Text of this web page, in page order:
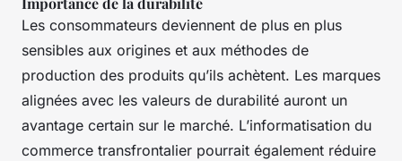
Les consommateurs deviennent de plus en plus
sensibles aux origines et aux méthodes de
production des produits qu’ils achètent. Les marques
alignées avec les valeurs de durabilité auront un
avantage certain sur le marché. L’informatisation du
commerce transfrontalier pourrait également réduire